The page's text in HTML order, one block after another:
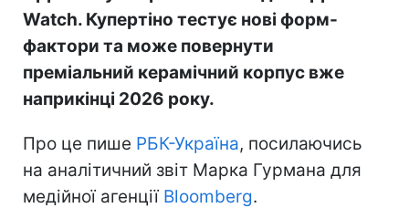
Watch. Купертіно тестує нові форм-
фактори та може повернути
преміальний керамічний корпус вже
наприкінці 2026 року.
Про це пише РБК-Україна, посилаючись
на аналітичний звіт Марка Гурмана для
медійної агенції Bloomberg.